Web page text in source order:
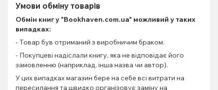
Умови обміну товарів
Обмін книгу "Bookhaven.com.ua" можливий у таких
випадках:
- Товар був отриманий з виробничим браком.
- Покупцеві надіслали книгу, яка не відповідає його
замовленню (наприклад, інша назва чи автор).
У цих випадках магазин бере на себе всі витрати на
пересилання та швидко організовує заміну на